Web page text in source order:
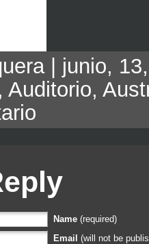
| junio,
, Auditorio,
Name (required)
Email (will not be